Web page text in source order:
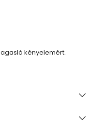
kényelemért.